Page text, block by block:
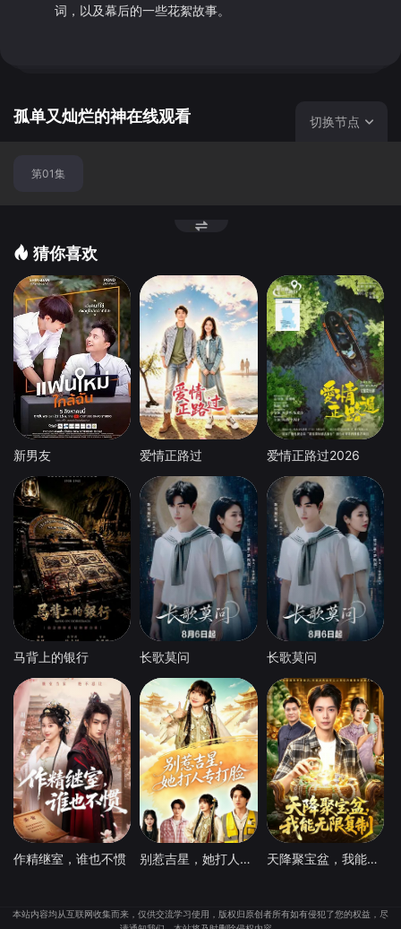
词，以及幕后的一些花絮故事。
孤单又灿烂的神在线观看 切换节点
第01集
猜你喜欢
新男友 爱情正路过 爱情正路过2026
马背上的银行 长歌莫问 长歌莫问
作精继室，谁也不惯 别惹吉星，她打人专打脸 天降聚宝盆，我能无限复制
本站内容均从互联网收集而来，仅供交流学习使用，版权归原创者所有如有侵犯了您的权益，尽